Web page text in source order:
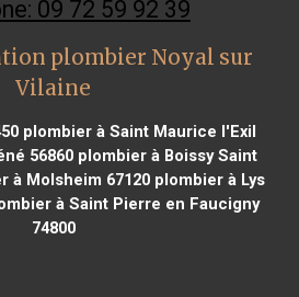
09 72 59 92 39
plombier Noyal sur
Vilaine
plombier à Saint Maurice l'Exil
56860plombier à Boissy Saint
à Molsheim 67120plombier à Lys
à Saint Pierre en Faucigny
74800